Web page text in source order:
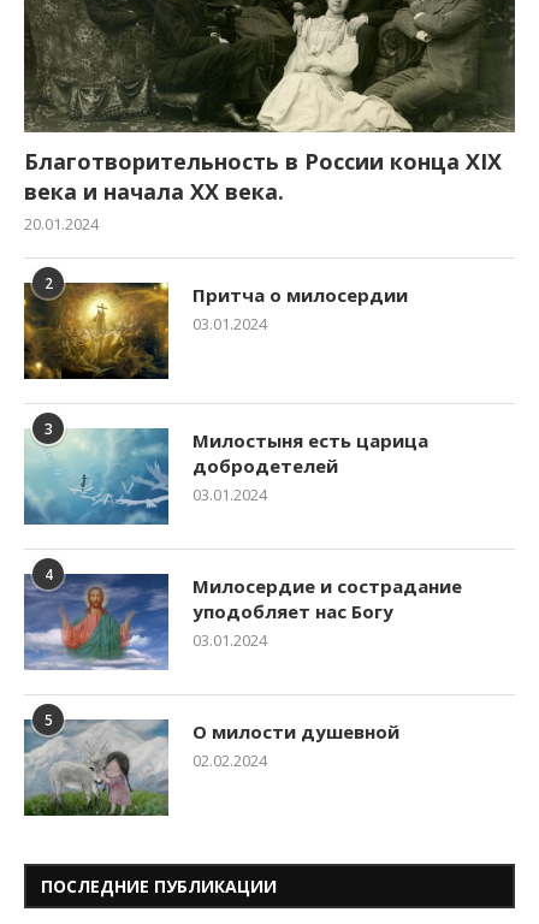
Благотворительность в России конца XIX
века и начала XX века.
20.01.2024
2 Притча о милосердии
03.01.2024
3
Милостыня есть царица
добродетелей
03.01.2024
4
Милосердие и сострадание
уподобляет нас Богу
03.01.2024
5 О милости душевной
02.02.2024
ПОСЛЕДНИЕ ПУБЛИКАЦИИ